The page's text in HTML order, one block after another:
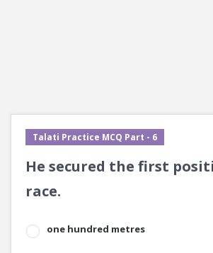
Talati Practice MCQ Part - 6
He secured the first
race.
one hundred metres